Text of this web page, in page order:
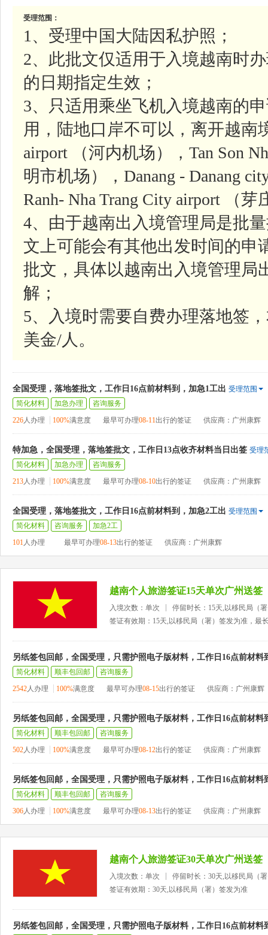
受理范围：
1、受理中国大陆因私护照；
2、此批文仅适用于入境越南时
的日期指定生效；
3、只适用乘坐飞机入境越南的
用，陆地口岸不可以，离开越南
airport （河内机场），Tan Son
明市机场），Danang - Danang
Ranh- Nha Trang City airport （芽
4、由于越南出入境管理局是批
文上可能会有其他出发时间的申
批文，具体以越南出入境管理局
解；
5、入境时需要自费办理落地签
美金/人。
全国受理，落地签批文，工作日16点前材料到，加急1工出 受理范围
简化材料
加急办理
咨询服务
226人办理 100%满意度 最早可办理08-11出行的签证 供应商：广州康辉
特加急，全国受理，落地签批文，工作日13点收齐材料当日出签 受理
简化材料
加急办理
咨询服务
213人办理 100%满意度 最早可办理08-10出行的签证 供应商：广州康辉
全国受理，落地签批文，工作日16点前材料到，加急2工出 受理范围
简化材料
咨询服务
加急2工
101人办理 最早可办理08-13出行的签证 供应商：广州康辉
越南个人旅游签证15天单次广州送签
入境次数：单次
停留时长：15天,以移民局（
签证有效期：15天,以移民局（署）签发为准，最
另纸签包回邮，全国受理，只需护照电子版材料，工作日16点前材料
简化材料 顺丰包回邮
咨询服务
2542人办理 100%满意度 最早可办理08-15出行的签证 供应商：广州康辉
另纸签包回邮，全国受理，只需护照电子版材料，工作日16点前材料
简化材料 顺丰包回邮
咨询服务
502人办理 100%满意度 最早可办理08-12出行的签证 供应商：广州康辉
另纸签包回邮，全国受理，只需护照电子版材料，工作日16点前材料
简化材料 顺丰包回邮
咨询服务
306人办理 100%满意度 最早可办理08-13出行的签证 供应商：广州康辉
越南个人旅游签证30天单次广州送签
入境次数：单次
停留时长：30天,以移民局（
签证有效期：30天,以移民局（署）签发为准
另纸签包回邮，全国受理，只需护照电子版材料，工作日16点前材料